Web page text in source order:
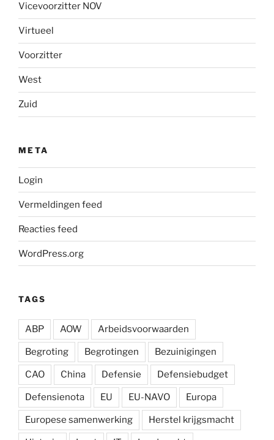
Vicevoorzitter NOV
Virtueel
Voorzitter
West
Zuid
META
Login
Vermeldingen feed
Reacties feed
WordPress.org
TAGS
ABP AOW Arbeidsvoorwaarden
Begroting Begrotingen Bezuinigingen
CAO China Defensie Defensiebudget
Defensienota EU EU-NAVO Europa
Europese samenwerking Herstel krijgsmacht